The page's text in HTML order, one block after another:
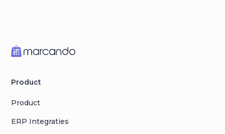
Product
Product
ERP Integraties